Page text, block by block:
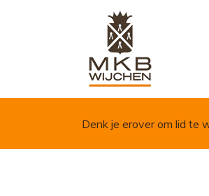
Denk je erover om lid te